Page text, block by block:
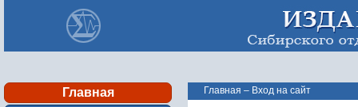
Главная
Главная – Вход на сайт